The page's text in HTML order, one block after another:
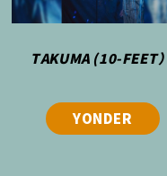
TAKUMA (10-FEET）
YONDER